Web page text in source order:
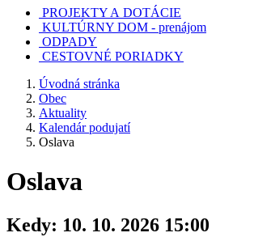
PROJEKTY A DOTÁCIE
KULTÚRNY DOM - prenájom
ODPADY
CESTOVNÉ PORIADKY
Úvodná stránka
Obec
Aktuality
Kalendár podujatí
Oslava
Oslava
Kedy: 10. 10. 2026 15:00